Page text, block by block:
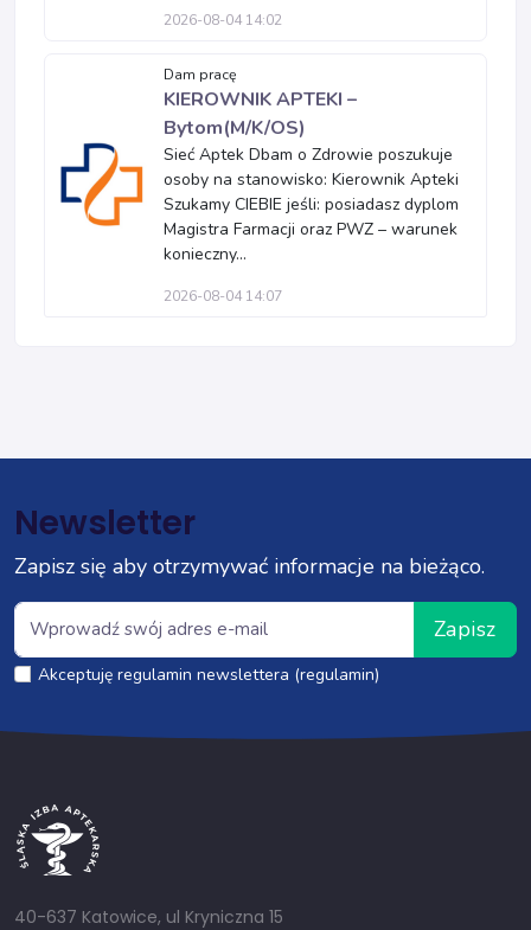
2026-08-04 14:02
Dam pracę
KIEROWNIK APTEKI –
Bytom(M/K/OS)
Sieć Aptek Dbam o Zdrowie poszukuje
osoby na stanowisko: Kierownik Apteki
Szukamy CIEBIE jeśli: posiadasz dyplom
Magistra Farmacji oraz PWZ – warunek
konieczny...
2026-08-04 14:07
Newsletter
Zapisz się aby otrzymywać informacje na bieżąco.
Zapisz
Akceptuję regulamin newslettera (regulamin)
40-637 Katowice, ul Kryniczna 15